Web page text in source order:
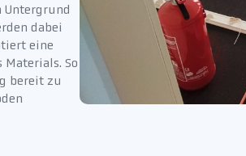
Untergrund
dabei
eine
So
bereit zu